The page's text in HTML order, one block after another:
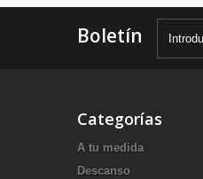
Boletín
Categorías
A tu medida
Descanso